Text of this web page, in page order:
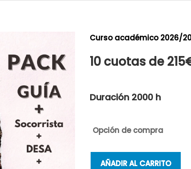
Curso académico 2026/
10 cuotas de
Duración 2000 h
Opción de compra
AÑADIR AL CARRITO